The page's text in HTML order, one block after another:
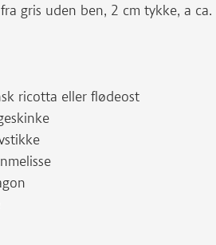
gris uden ben, 2 cm tykke, a
ricotta eller flødeost